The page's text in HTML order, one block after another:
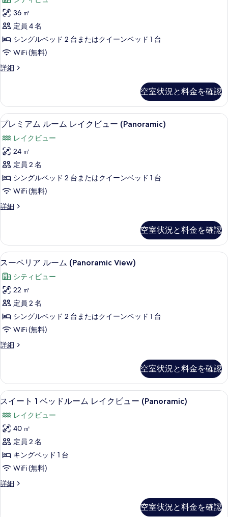
写
真
を
表
示
の
詳
細
ニ
ア
ス
イ
ト
View)
の
す
べ
て
の
写
真
を
す
る
36 ㎡
定員 4 名
シングルベッド 2 台またはクイーンベッド 1 台
WiFi (無料)
詳細
ジ
ス
イ
ー
(Panoramic
View)
の
詳
細
空室状況と料金を確認
プ
ミ
ア
ム
ル
ム
イ
ク
ビ
ュ
ー
(Panoramic)
の
す
べ
写
真
表
示
す
る
低刺激性寝具、セーフティボックス
13
プレミアム ルーム レイクビュー (Panoramic)
レイクビュー
24 ㎡
定員 2 名
シングルベッド 2 台またはクイーンベッド 1 台
WiFi (無料)
詳細
プ
ム
ル
ー
レ
イ
ク
ビ
ュ
ー
(Panoramic)
の
空室状況と料金を確認
ス
ー
ペ
リ
ア
ル
ム
View)
の
す
べ
て
の
写
真
を
低刺激性寝具、セーフティボックス
15
スーペリア ルーム (Panoramic View)
シティビュー
22 ㎡
定員 2 名
シングルベッド 2 台またはクイーンベッド 1 台
WiFi (無料)
詳細
ス
ア
ル
ー
(Panoramic
View)
の
詳
細
空室状況と料金を確認
ス
ー
ト
1
ベ
ッ
ド
ー
スイート 1 ベッドルーム レイクビュ
16
スイート 1 ベッドルーム レイクビュー (Panoramic)
レイクビュー
40 ㎡
定員 2 名
キングベッド 1 台
WiFi (無料)
詳細
ス
空室状況と料金を確認